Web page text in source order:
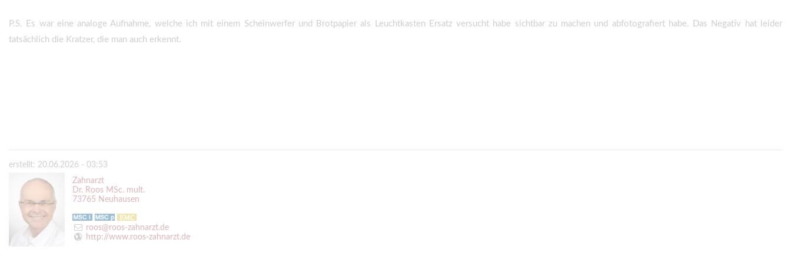
P.S. Es war eine analoge Aufnahme, welche ich mit einem Scheinwerfer und Brotpapier als Leuchtkasten Ersatz versucht habe sichtbar zu machen und abfotografiert habe. Das Negativ hat leider
tatsächlich die Kratzer, die man auch erkennt.
erstellt: 20.06.2026 - 03:53
Zahnarzt
Dr. Roos MSc. mult.
73765 Neuhausen
roos@roos-zahnarzt.de
http://www.roos-zahnarzt.de